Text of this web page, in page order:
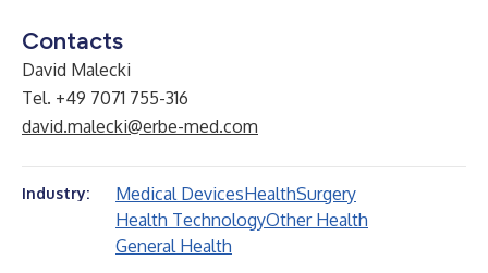
Contacts
David Malecki
Tel. +49 7071 755-316
david.malecki@erbe-med.com
Industry: Medical DevicesHealthSurgery
Health TechnologyOther Health
General Health